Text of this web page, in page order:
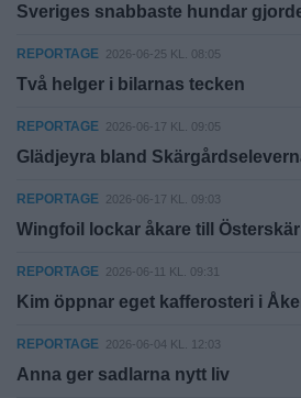
Sveriges snabbaste hundar
REPORTAGE 2026-06-25 KL. 08:05
Två helger i bilarnas tecken
REPORTAGE 2026-06-17 KL. 09:05
Glädjeyra bland
REPORTAGE 2026-06-17 KL. 09:03
Wingfoil lockar åkare till Österskär
REPORTAGE 2026-06-11 KL. 09:31
Kim öppnar eget kafferosteri i
REPORTAGE 2026-06-04 KL. 12:03
Anna ger sadlarna nytt liv